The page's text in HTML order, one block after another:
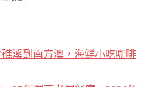
溪到南方澳，海鮮小吃咖啡